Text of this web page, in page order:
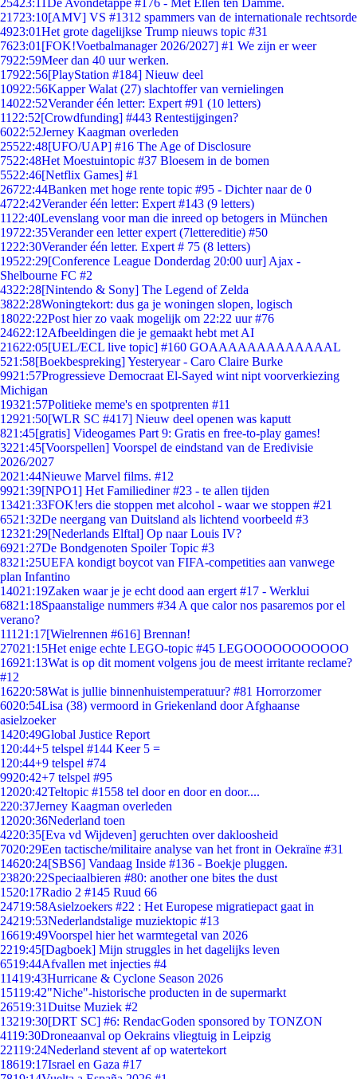
25423:11De Avondetappe #176 - Met Ellen ten Damme.
21723:10[AMV] VS #1312 spammers van de internationale rechtsorde
4923:01Het grote dagelijkse Trump nieuws topic #31
7623:01 [FOK!Voetbalmanager 2026/2027] #1 We zijn er weer
7922:59Meer dan 40 uur werken.
17922:56[PlayStation #184] Nieuw deel
10922:56Kapper Walat (27) slachtoffer van vernielingen
14022:52Verander één letter: Expert #91 (10 letters)
11 22:52[Crowdfunding] #443 Rentestijgingen?
6022:52Jerney Kaagman overleden
25522:48[UFO/UAP] #16 The Age of Disclosure
7522:48Het Moestuintopic #37 Bloesem in de bomen
5522:46[Netflix Games] #1
26722:44Banken met hoge rente topic #95 - Dichter naar de 0
4722:42Verander één letter: Expert #143 (9 letters)
11 22:40Levenslang voor man die inreed op betogers in München
19722:35Verander een letter expert (7lettereditie) #50
1222:30Verander één letter. Expert # 75 (8 letters)
19522:29[Conference League Donderdag 20:00 uur] Ajax -
Shelbourne FC #2
4322:28[Nintendo & Sony] The Legend of Zelda
3822:28Woningtekort: dus ga je woningen slopen, logisch
18022:22Post hier zo vaak mogelijk om 22:22 uur #76
24622:12Afbeeldingen die je gemaakt hebt met AI
21622:05[UEL/ECL live topic] #160 GOAAAAAAAAAAAAAL
521:58[Boekbespreking] Yesteryear - Caro Claire Burke
9921:57Progressieve Democraat El-Sayed wint nipt voorverkiezing
Michigan
19321:57Politieke meme's en spotprenten #11
12921:50[WLR SC #417] Nieuw deel openen was kaputt
821:45[gratis] Videogames Part 9: Gratis en free-to-play games!
3221:45[Voorspellen] Voorspel de eindstand van de Eredivisie
2026/2027
2021:44Nieuwe Marvel films. #12
9921:39[NPO1] Het Familiediner #23 - te allen tijden
13421:33FOK!ers die stoppen met alcohol - waar we stoppen #21
6521:32De neergang van Duitsland als lichtend voorbeeld #3
12321:29[Nederlands Elftal] Op naar Louis IV?
6921:27De Bondgenoten Spoiler Topic #3
8321:25UEFA kondigt boycot van FIFA-competities aan vanwege
plan Infantino
14021:19Zaken waar je je echt dood aan ergert #17 - Werklui
6821:18Spaanstalige nummers #34 A que calor nos pasaremos por el
verano?
111 21:17[Wielrennen #616] Brennan!
27021:15Het enige echte LEGO-topic #45 LEGOOOOOOOOOOO
16921:13Wat is op dit moment volgens jou de meest irritante reclame?
#12
16220:58Wat is jullie binnenhuistemperatuur? #81 Horrorzomer
6020:54Lisa (38) vermoord in Griekenland door Afghaanse
asielzoeker
1420:49Global Justice Report
1 20:44+5 telspel #144 Keer 5 =
1 20:44+9 telspel #74
9920:42+7 telspel #95
12020:42Teltopic #1558 tel door en door en door....
220:37Jerney Kaagman overleden
12020:36Nederland toen
4220:35[Eva vd Wijdeven] geruchten over dakloosheid
7020:29Een tactische/militaire analyse van het front in Oekraïne #31
14620:24[SBS6] Vandaag Inside #136 - Boekje pluggen.
23820:22Speciaalbieren #80: another one bites the dust
1520:17Radio 2 #145 Ruud 66
24719:58Asielzoekers #22 : Het Europese migratiepact gaat in
24219:53Nederlandstalige muziektopic #13
16619:49Voorspel hier het warmtegetal van 2026
2219:45[Dagboek] Mijn struggles in het dagelijks leven
6519:44Afvallen met injecties #4
11419:43Hurricane & Cyclone Season 2026
15119:42"Niche"-historische producten in de supermarkt
26519:31Duitse Muziek #2
13219:30[DRT SC] #6: RendacGoden sponsored by TONZON
4119:30Droneaanval op Oekrains vliegtuig in Leipzig
22119:24Nederland stevent af op watertekort
18619:17Israel en Gaza #17